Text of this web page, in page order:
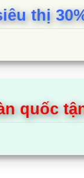
thị
quốc